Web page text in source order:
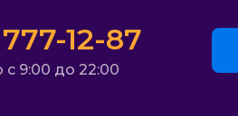
12-87
9:00 до 22:00